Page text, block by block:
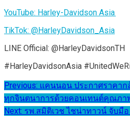
YouTube: Harley-Davidson Asia
TikTok: @HarleyDavidson_Asia
LINE Official: @HarleyDavidsonTH
#HarleyDavidsonAsia
แนะแนว
เรื่อง
Previous: แคนนอน ประกาศราคาก
ทุกจินตนาการด้วยคอนเทนต์คุณภา
Next: รพ.สมิติเวช ไชน่าทาวน์ จับมื